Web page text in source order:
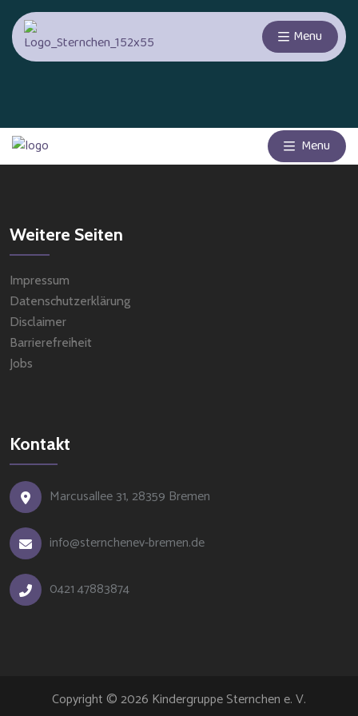
Menu
Menu
Weitere Seiten
Impressum
Datenschutzerklärung
Disclaimer
Barrierefreiheit
Jobs
Kontakt
Marcusallee 31, 28359 Bremen
info@sternchenev-bremen.de
0421 47883874
Copyright © 2026 Kindergruppe Sternchen e. V.